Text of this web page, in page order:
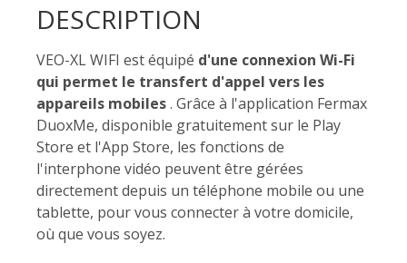
DESCRIPTION
VEO-XL WIFI est équipé d'une connexion Wi-Fi
qui permet le transfert d'appel vers les
appareils mobiles. Grâce à l'application Fermax
DuoxMe, disponible gratuitement sur le Play
Store et l'App Store, les fonctions de
l'interphone vidéo peuvent être gérées
directement depuis un téléphone mobile ou une
tablette, pour vous connecter à votre domicile,
où que vous soyez.